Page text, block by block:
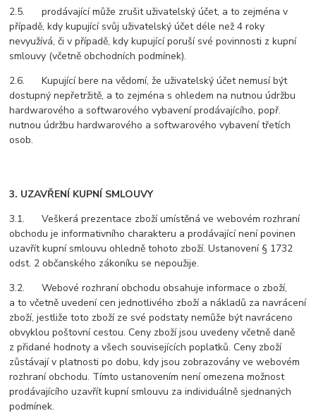
2.5. prodávající může zrušit uživatelský účet, a to zejména v
případě, kdy kupující svůj uživatelský účet déle než 4 roky
nevyužívá, či v případě, kdy kupující poruší své povinnosti z kupní
smlouvy (včetně obchodních podmínek).
2.6. Kupující bere na vědomí, že uživatelský účet nemusí být
dostupný nepřetržitě, a to zejména s ohledem na nutnou údržbu
hardwarového a softwarového vybavení prodávajícího, popř.
nutnou údržbu hardwarového a softwarového vybavení třetích
osob.
3. UZAVŘENÍ KUPNÍ SMLOUVY
3.1. Veškerá prezentace zboží umístěná ve webovém rozhraní
obchodu je informativního charakteru a prodávající není povinen
uzavřít kupní smlouvu ohledně tohoto zboží. Ustanovení § 1732
odst. 2 občanského zákoníku se nepoužije.
3.2. Webové rozhraní obchodu obsahuje informace o zboží,
a to včetně uvedení cen jednotlivého zboží a nákladů za navrácení
zboží, jestliže toto zboží ze své podstaty nemůže být navráceno
obvyklou poštovní cestou. Ceny zboží jsou uvedeny včetně daně
z přidané hodnoty a všech souvisejících poplatků. Ceny zboží
zůstávají v platnosti po dobu, kdy jsou zobrazovány ve webovém
rozhraní obchodu. Tímto ustanovením není omezena možnost
prodávajícího uzavřít kupní smlouvu za individuálně sjednaných
podmínek.